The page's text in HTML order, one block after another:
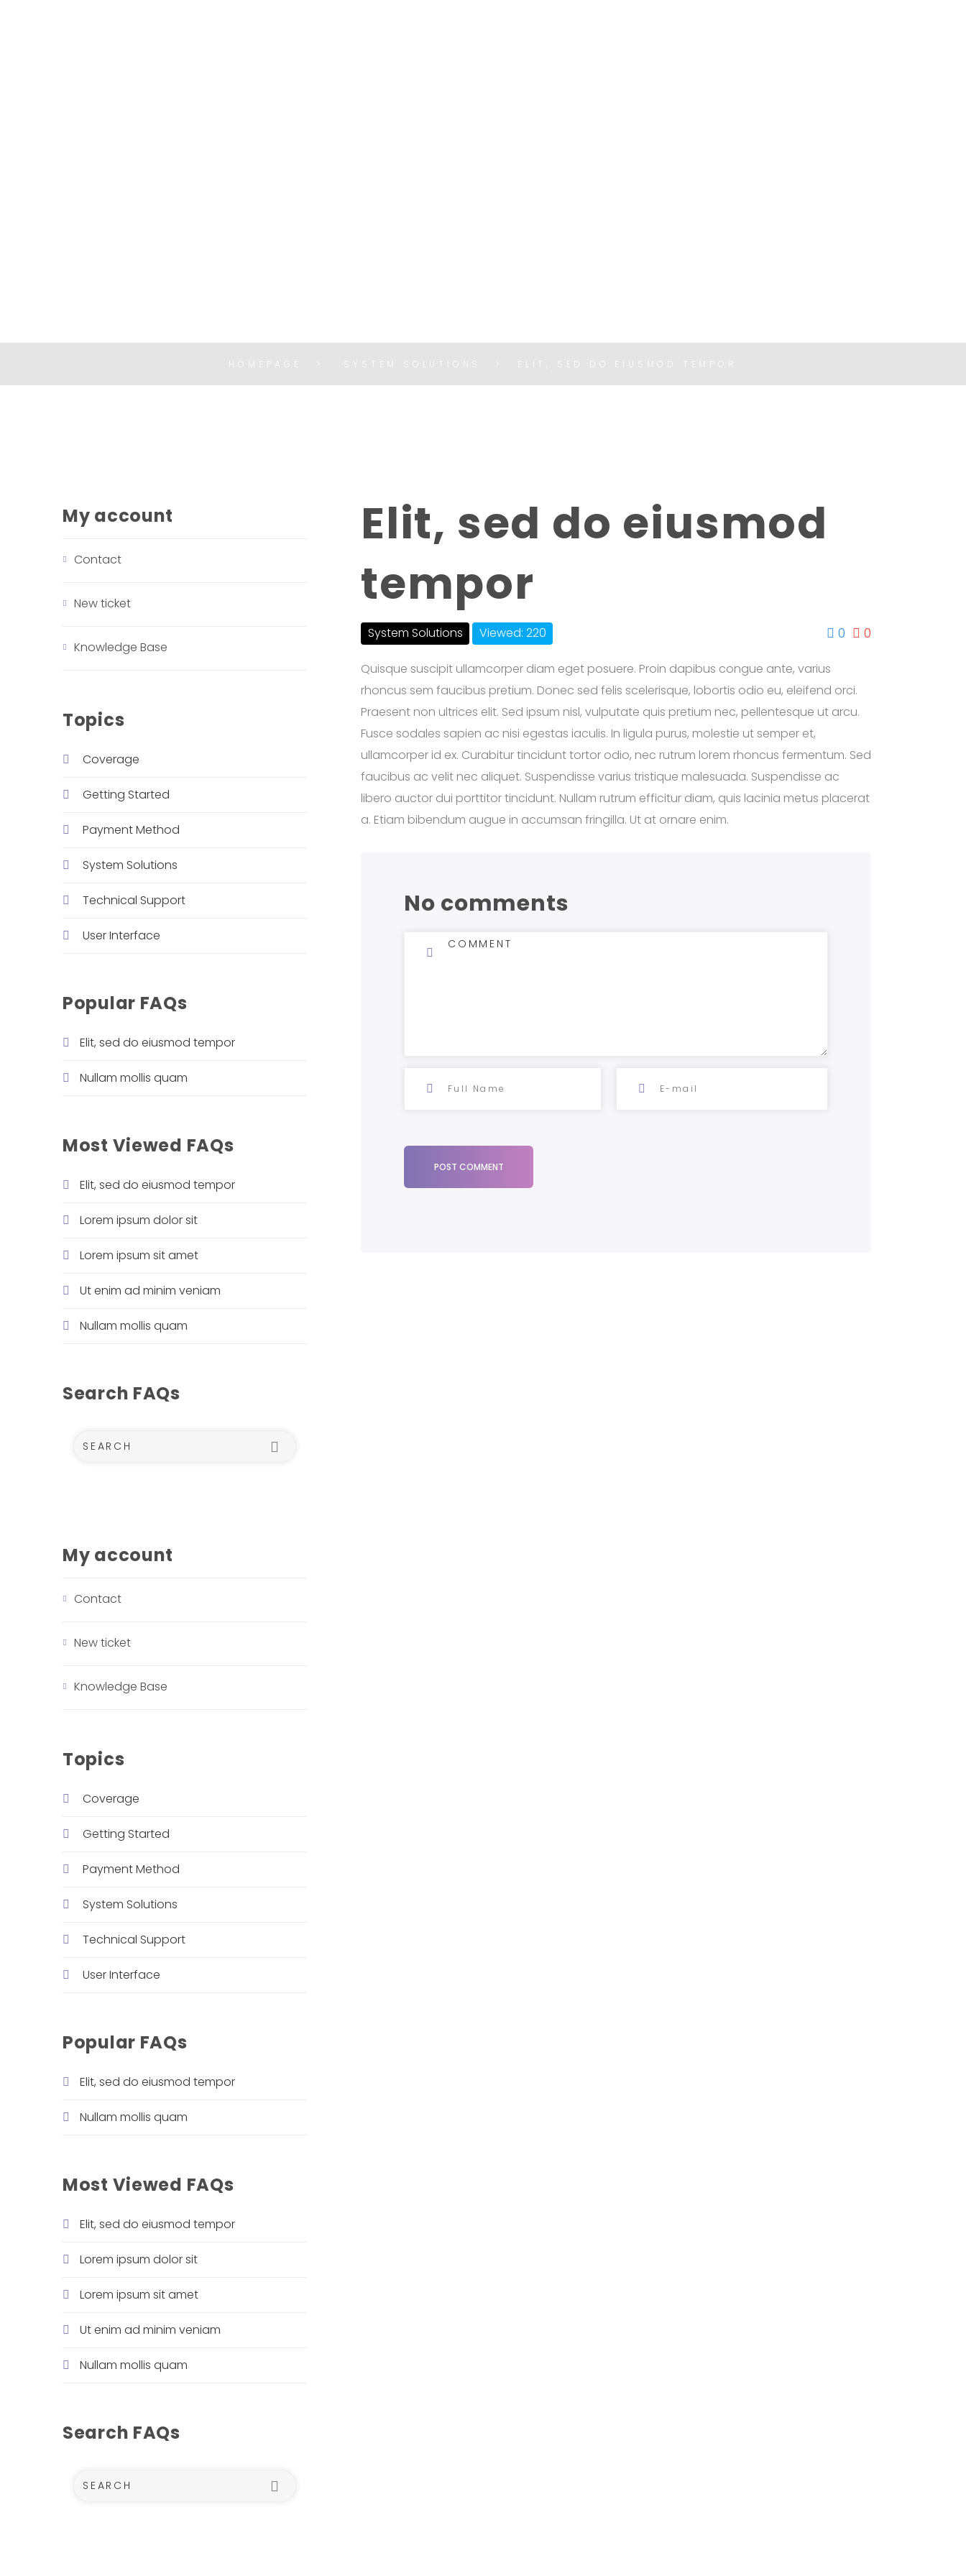
HOMEPAGE SYSTEM SOLUTIONS ELIT, SED DO EIUSMOD TEMPOR
Elit, sed do eiusmod
tempor
System Solutions Viewed: 220 0 0
Quisque suscipit ullamcorper diam eget posuere. Proin dapibus congue ante, varius
rhoncus sem faucibus pretium. Donec sed felis scelerisque, lobortis odio eu, eleifend orci.
Praesent non ultrices elit. Sed ipsum nisl, vulputate quis pretium nec, pellentesque ut arcu.
Fusce sodales sapien ac nisi egestas iaculis. In ligula purus, molestie ut semper et,
ullamcorper id ex. Curabitur tincidunt tortor odio, nec rutrum lorem rhoncus fermentum. Sed
faucibus ac velit nec aliquet. Suspendisse varius tristique malesuada. Suspendisse ac
libero auctor dui porttitor tincidunt. Nullam rutrum efficitur diam, quis lacinia metus placerat
a. Etiam bibendum augue in accumsan fringilla. Ut at ornare enim.
No comments
POST COMMENT
My account
Contact
New ticket
Knowledge Base
Topics
Coverage
Getting Started
Payment Method
System Solutions
Technical Support
User Interface
Popular FAQs
Elit, sed do eiusmod tempor
Nullam mollis quam
Most Viewed FAQs
Elit, sed do eiusmod tempor
Lorem ipsum dolor sit
Lorem ipsum sit amet
Ut enim ad minim veniam
Nullam mollis quam
Search FAQs
My account
Contact
New ticket
Knowledge Base
Topics
Coverage
Getting Started
Payment Method
System Solutions
Technical Support
User Interface
Popular FAQs
Elit, sed do eiusmod tempor
Nullam mollis quam
Most Viewed FAQs
Elit, sed do eiusmod tempor
Lorem ipsum dolor sit
Lorem ipsum sit amet
Ut enim ad minim veniam
Nullam mollis quam
Search FAQs